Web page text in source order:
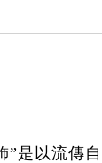
”是以流傳